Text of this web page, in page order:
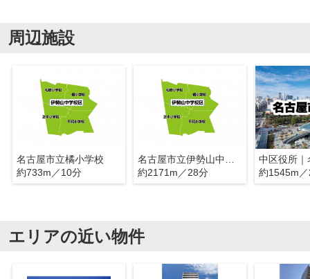
周辺施設
名古屋市立橘小学校
約733m／10分
名古屋市立伊勢山中学校
約2171m／28分
約1545m
エリアの近い物件